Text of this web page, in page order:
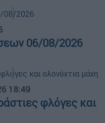
06/08/2026
18:49
φλόγες και